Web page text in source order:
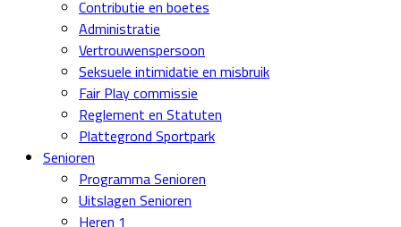
Contributie en boetes
Administratie
Vertrouwenspersoon
Seksuele intimidatie en misbruik
Fair Play commissie
Reglement en Statuten
Plattegrond Sportpark
Senioren
Programma Senioren
Uitslagen Senioren
Heren 1